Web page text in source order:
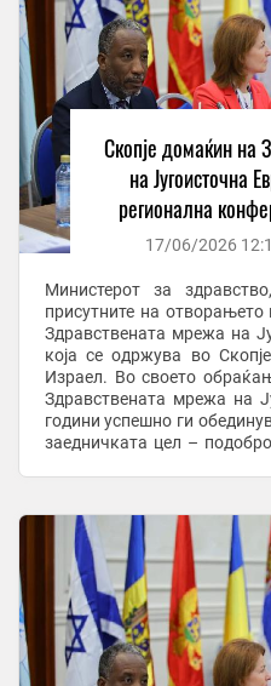
Скопје домаќин на
на Југоисточна
регионална
17/06/2026
Министерот за
присутните на
Здравствената мрежа на
која се одржува во
Израел. Во своето
Здравствената мрежа на
години успешно ги
заедничката цел – подобро